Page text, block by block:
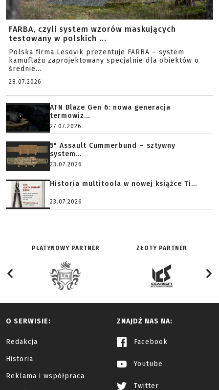
FARBA, czyli system wzorów maskujących
testowany w polskich ...
Polska firma Lesovik prezentuje FARBA – system
kamuflażu zaprojektowany specjalnie dla obiektów o
średnie...
28.07.2026
ATN Blaze Gen 6: nowa generacja
termowiz...
27.07.2026
5" Assault Cummerbund – sztywny
system...
23.07.2026
Historia multitoola w nowej książce Ti...
23.07.2026
PLATYNOWY PARTNER ZŁOTY PARTNER
O SERWISIE:
Redakcja
Historia
Reklama i współpraca
ZNAJDŹ NAS NA:
Facebook
Youtube
Twitter